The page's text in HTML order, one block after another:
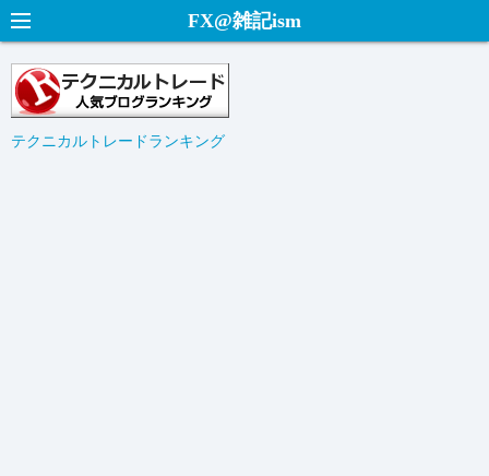
コ
ン
テ
ン
へ
FX@雑記ism
テクニカルトレードランキング